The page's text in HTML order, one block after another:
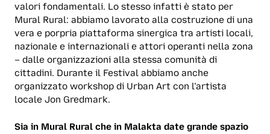
valori fondamentali. Lo stesso infatti è stato per
Mural Rural: abbiamo lavorato alla costruzione di una
vera e porpria piattaforma sinergica tra artisti locali,
nazionale e internazionali e attori operanti nella zona
– dalle organizzazioni alla stessa comunità di
cittadini. Durante il Festival abbiamo anche
organizzato workshop di Urban Art con l’artista
locale Jon Gredmark.
Sia in Mural Rural che in Malakta date grande spazio